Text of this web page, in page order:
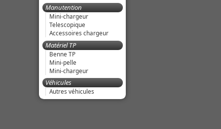
Manutention
Mini-chargeur
Telescopique
Accessoires chargeur
Matériel TP
Benne TP
Mini-pelle
Mini-chargeur
Véhicules
Autres véhicules